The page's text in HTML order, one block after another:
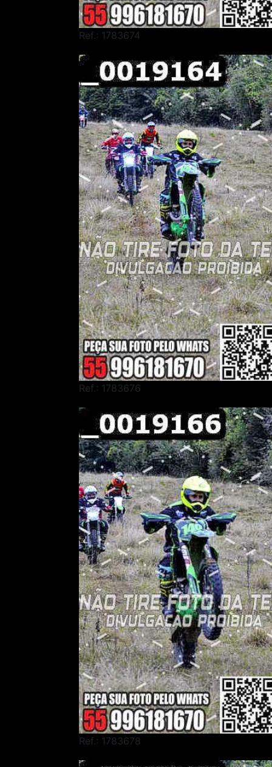
Ref.: 1783674
Ref.: 1783676
Ref.: 1783678